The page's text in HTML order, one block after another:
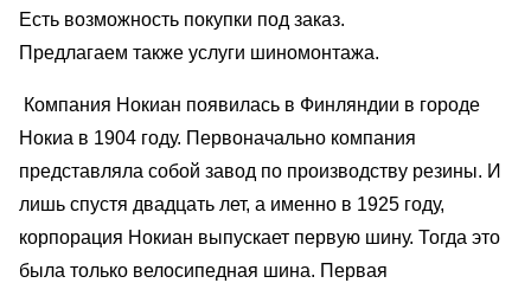
Есть возможность покупки под заказ.
Предлагаем также услуги шиномонтажа.
Компания Нокиан появилась в Финляндии в городе
Нокиа в 1904 году. Первоначально компания
представляла собой завод по производству резины. И
лишь спустя двадцать лет, а именно в 1925 году,
корпорация Нокиан выпускает первую шину. Тогда это
была только велосипедная шина. Первая